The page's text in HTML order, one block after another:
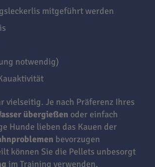
mitgeführt werden
notwendig)
vielseitig. Je nach Präferenz Ihres
übergießen oder einfach
Hunde lieben das Kauen der
bevorzugen
können Sie die Pellets unbesorgt
im Training verwenden.